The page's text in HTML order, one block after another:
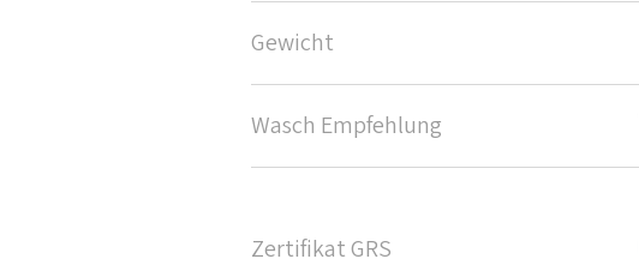
Gewicht
Wasch Empfehlung
Zertifikat GRS